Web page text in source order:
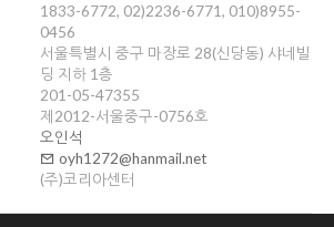
1833-6772, 02)2236-6771, 010)8955-
0456
서울특별시 중구 마장로 28(신당동) 샤네빌
딩 지하 1층
201-05-47355
제2012-서울중구-0756호
오인석
oyh1272@hanmail.net
(주)코리아센터